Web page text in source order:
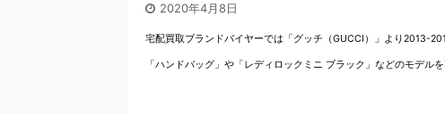
2020年4月8日
宅配買取ブランドバイヤーでは「グッチ（GUCCI）」より2013-
「ハンドバッグ」や「レディロックミニ ブラック」などのモデル